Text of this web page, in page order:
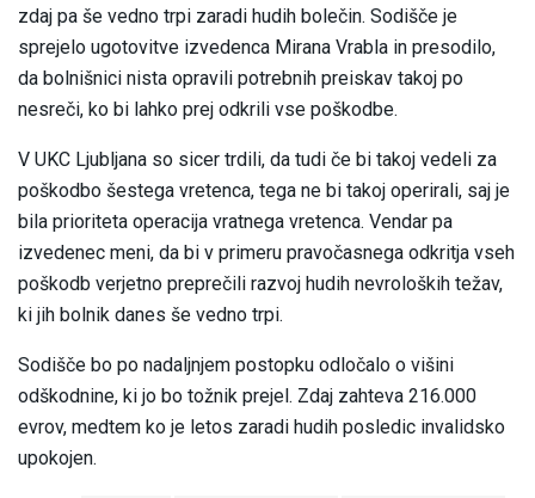
zdaj pa še vedno trpi zaradi hudih bolečin. Sodišče je
sprejelo ugotovitve izvedenca Mirana Vrabla in presodilo,
da bolnišnici nista opravili potrebnih preiskav takoj po
nesreči, ko bi lahko prej odkrili vse poškodbe.
V UKC Ljubljana so sicer trdili, da tudi če bi takoj vedeli za
poškodbo šestega vretenca, tega ne bi takoj operirali, saj je
bila prioriteta operacija vratnega vretenca. Vendar pa
izvedenec meni, da bi v primeru pravočasnega odkritja vseh
poškodb verjetno preprečili razvoj hudih nevroloških težav,
ki jih bolnik danes še vedno trpi.
Sodišče bo po nadaljnjem postopku odločalo o višini
odškodnine, ki jo bo tožnik prejel. Zdaj zahteva 216.000
evrov, medtem ko je letos zaradi hudih posledic invalidsko
upokojen.